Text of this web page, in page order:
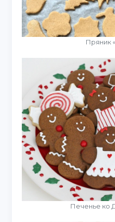
Пряник
Печенье ко